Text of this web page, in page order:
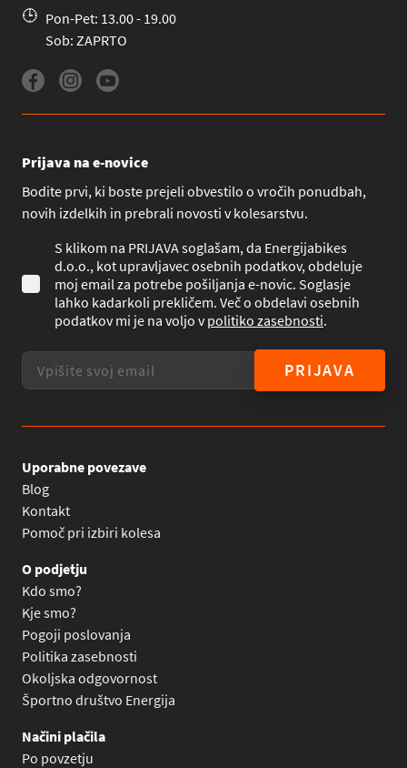
Pon-Pet: 13.00 - 19.00
Sob: ZAPRTO
Prijava na e-novice
Bodite prvi, ki boste prejeli obvestilo o vročih ponudbah,
novih izdelkih in prebrali novosti v kolesarstvu.
S klikom na PRIJAVA soglašam, da Energijabikes
d.o.o., kot upravljavec osebnih podatkov, obdeluje
moj email za potrebe pošiljanja e-novic. Soglasje
lahko kadarkoli prekličem. Več o obdelavi osebnih
podatkov mi je na voljo vpolitiko zasebnosti.
PRIJAVA
Uporabne povezave
Blog
Kontakt
Pomoč pri izbiri kolesa
O podjetju
Kdo smo?
Kje smo?
Pogoji poslovanja
Politika zasebnosti
Okoljska odgovornost
Športno društvo Energija
Načini plačila
Po povzetju